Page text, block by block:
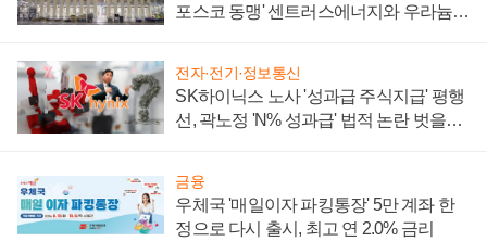
포스코 동맹' 센트러스에너지와 우라늄
전자·전기·정보통신
SK하이닉스 노사 '성과급 주식지급' 평행
선, 곽노정 'N% 성과급' 법적 논란 벗을지
금융
우체국 '매일이자 파킹통장' 5만 계좌 한
정으로 다시 출시, 최고 연 2.0% 금리